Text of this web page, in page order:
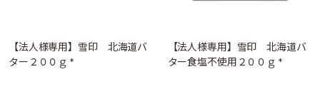
【法人様専用】雪印 北海道バ
ター２００ｇ *
【法人様専用】雪印 北海道バ
ター食塩不使用２００ｇ *